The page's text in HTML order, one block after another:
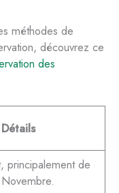
méthodes de
découvrez ce
des
Détails
principalement de